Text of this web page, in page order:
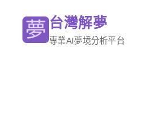
台灣解夢
專業AI夢境分析平台